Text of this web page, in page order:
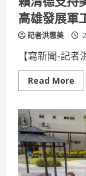
癌
症
望
金
會
以
癌
友
高雄發展軍
記者洪惠美
【寫新聞-記
Read More
清
德
支
持
美
國
再
工